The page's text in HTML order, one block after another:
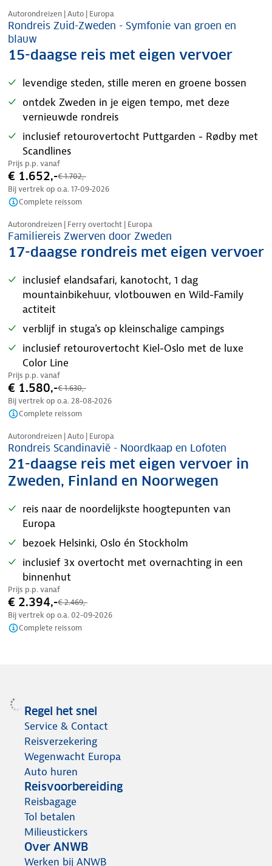
Autorondreizen | Auto | Europa
Rondreis Zuid-Zweden - Symfonie van groen en
blauw
15-daagse reis met eigen vervoer
levendige steden, stille meren en groene bossen
ontdek Zweden in je eigen tempo, met deze
vernieuwde rondreis
inclusief retourovertocht Puttgarden - Rødby met
Scandlines
Prijs p.p. vanaf
€ 1.652,-€ 1.702,-
Bij vertrek op o.a. 17-09-2026
Complete reissom
Nazomer korting
Autorondreizen | Ferry overtocht | Europa
Familiereis Zwerven door Zweden
17-daagse rondreis met eigen vervoer
inclusief elandsafari, kanotocht, 1 dag
mountainbikehuur, vlotbouwen en Wild-Family
actiteit
verblijf in stuga's op kleinschalige campings
inclusief retourovertocht Kiel-Oslo met de luxe
Color Line
Prijs p.p. vanaf
€ 1.580,-€ 1.630,-
Bij vertrek op o.a. 28-08-2026
Complete reissom
Nazomer korting
Autorondreizen | Auto | Europa
Rondreis Scandinavië - Noordkaap en Lofoten
21-daagse reis met eigen vervoer in
Zweden, Finland en Noorwegen
reis naar de noordelijkste hoogtepunten van
Europa
bezoek Helsinki, Oslo én Stockholm
inclusief 3x overtocht met overnachting in een
binnenhut
Prijs p.p. vanaf
€ 2.394,-€ 2.469,-
Bij vertrek op o.a. 02-09-2026
Complete reissom
Regel het snel
Service & Contact
Reisverzekering
Wegenwacht Europa
Auto huren
Reisvoorbereiding
Reisbagage
Tol betalen
Milieustickers
Over ANWB
Werken bij ANWB